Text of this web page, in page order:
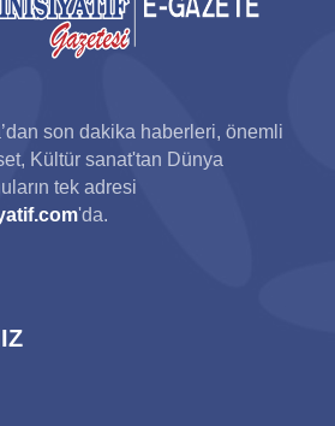
son dakika haberleri, önemli
Kültür sanat'tan Dünya
tek adresi
'da.